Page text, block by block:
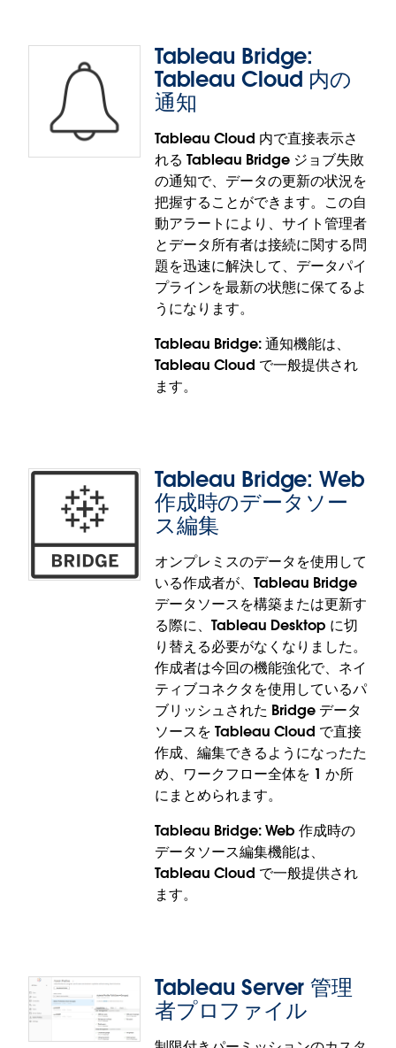
ワークブック拡張機能の管理機能は、Tableau
Desktop、Tableau Cloud、Tableau Server、
Tableau Public で一般提供されます。
ことがあります。Tableau マップの走行時間エリア
機能を使用すると、等時線多角形がマップに直接描
画され、実際の道路網や交通量に基づいて、任意の
時間内にどこまで現実的に移動できるかが示されま
す。マップのツールバーで走行時間ツールを選択
し、地点をクリックして、外側にドラッグするだけ
で、カバーされる範囲が生成されます。店舗の場所
の最適化、配送ゾーンの計画、緊急対応の管理、サ
ービス地域の調整などで、走行時間エリア機能は実
際の状況に基づいた意思決定に役立ちます。
マップ: 走行時間エリアの機能は、Tableau
Desktop、Tableau Cloud、Tableau Server、
SVG 画像のダウンロード
Tableau のダッシュボードやビジュアライゼーショ
ンを Tableau の外で共有する場合、重要なのは画質
です。SVG 画像のダウンロード機能により、ダッシ
ュボードやビジュアライゼーションを拡大縮小可能
なベクター画像としてエクスポートが可能。どのよ
うなサイズに変更しても画像は鮮明なままで、PNG
エクスポートで起こりがちなぼやけの問題は発生し
ません。SVG ファイルは、REST API、Web 表示環境
のベクター画像オプション、ダッシュボードのダウ
ンロードボタンで取得することができます。画像の
埋め込み先がプレゼンテーションやレポート、その
SVG 画像のダウンロード機能は、Tableau
Desktop、Tableau Cloud、Tableau Server、
Tableau Public で一般提供されます。
Tableau Bridge:
Tableau Cloud 内の
通知
Tableau Cloud 内で直接表示さ
れる Tableau Bridge ジョブ失敗
の通知で、データの更新の状況を
把握することができます。この自
動アラートにより、サイト管理者
とデータ所有者は接続に関する問
題を迅速に解決して、データパイ
プラインを最新の状態に保てるよ
うになります。
Tableau Bridge: 通知機能は、
Tableau Cloud で一般提供され
ます。
Tableau Bridge: Tableau
Cloud 内の通知
Tableau Cloud 内で直接表示される Tableau Bridge
ジョブ失敗の通知で、データの更新の状況を把握す
ることができます。この自動アラートにより、サイ
ト管理者とデータ所有者は接続に関する問題を迅速
に解決して、データパイプラインを最新の状態に保
てるようになります。
Tableau Bridge: 通知機能は、Tableau Cloud で一
Tableau Bridge: Web
作成時のデータソー
ス編集
オンプレミスのデータを使用して
いる作成者が、Tableau Bridge
データソースを構築または更新す
る際に、Tableau Desktop に切
り替える必要がなくなりました。
作成者は今回の機能強化で、ネイ
ティブコネクタを使用しているパ
ブリッシュされた Bridge データ
ソースを Tableau Cloud で直接
作成、編集できるようになったた
め、ワークフロー全体を 1 か所
にまとめられます。
Tableau Bridge: Web 作成時の
データソース編集機能は、
Tableau Cloud で一般提供され
ます。
Tableau Bridge: Web 作成時の
データソース編集
Tableau Server 管理
者プロファイル